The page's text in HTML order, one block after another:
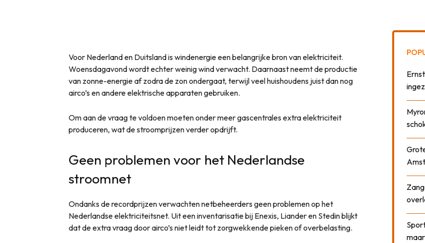
Voor Nederland en Duitsland is windenergie een belangrijke bron van elektriciteit.
Woensdagavond wordt echter weinig wind verwacht. Daarnaast neemt de productie
van zonne-energie af zodra de zon ondergaat, terwijl veel huishoudens juist dan nog
airco’s en andere elektrische apparaten gebruiken.
Om aan de vraag te voldoen moeten onder meer gascentrales extra elektriciteit
produceren, wat de stroomprijzen verder opdrijft.
Geen problemen voor het Nederlandse
stroomnet
Ondanks de recordprijzen verwachten netbeheerders geen problemen op het
Nederlandse elektriciteitsnet. Uit een inventarisatie bij Enexis, Liander en Stedin blijkt
dat de extra vraag door airco’s niet leidt tot zorgwekkende pieken of overbelasting.